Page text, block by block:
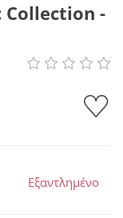
Collection -
Εξαντλημένο